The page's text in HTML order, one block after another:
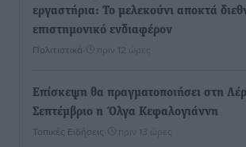
εργαστήρια: Το μελεκούνι αποκτά
επιστημονικό ενδιαφέρον
Πολιτιστικά πριν 12 ώρες
Επίσκεψη θα πραγματοποιήσει στη
Σεπτέμβριο η Όλγα Κεφαλογιάννη
Τοπικές Ειδήσεις πριν 13 ώρες